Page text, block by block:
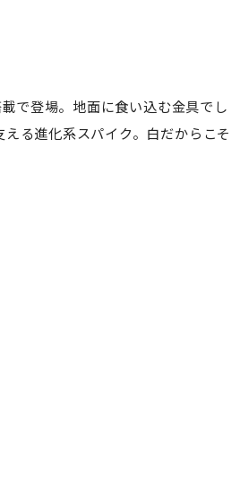
で登場。地面に食い込む金具でし
る進化系スパイク。白だからこそ